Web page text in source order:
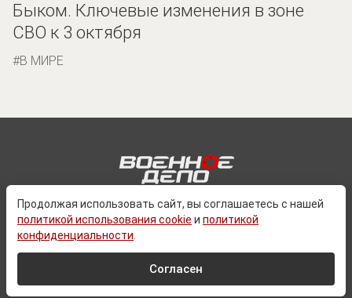
Быком. Ключевые изменения в зоне
СВО к 3 октября
В МИРЕ
Продолжая использовать сайт, вы соглашаетесь с нашей
политикой использования cookie и политикой
конфиденциальности
Согласен
О ПРОЕКТЕ
ПОЛЬЗОВАТЕЛЬСКОЕ СОГЛАШЕНИЕ